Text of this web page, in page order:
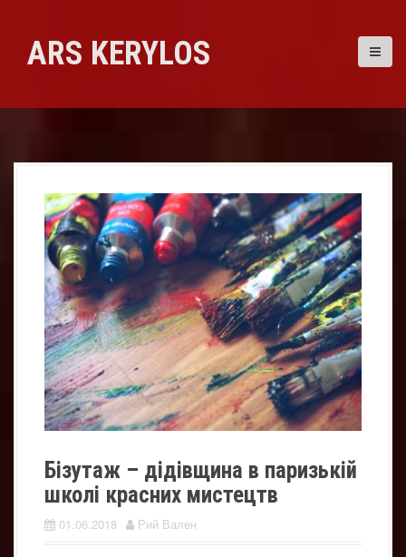
contentARS KERYLOS
Бізутаж – дідівщина в паризькій
школі красних мистецтв
01.06.2018 Рий Вален